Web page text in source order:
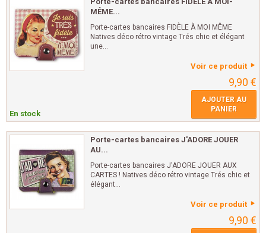
MÊME...
Porte-cartes bancaires FIDÈLE À MOI MÊME
Natives déco rétro vintage Trés chic et élégant
une...
Voir ce produit
9,90 €
En stock
AJOUTER AU
PANIER
Porte-cartes bancaires J'ADORE JOUER
AU...
Porte-cartes bancaires J'ADORE JOUER AUX
CARTES ! Natives déco rétro vintage Trés chic et
élégant...
Voir ce produit
9,90 €